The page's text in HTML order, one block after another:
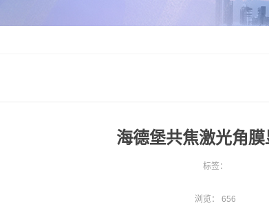
海德堡共焦激光角
标签：
浏览：656